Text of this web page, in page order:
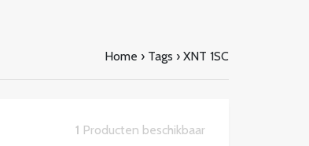
Home › Tags › XNT 1SC
1 Producten beschikbaar